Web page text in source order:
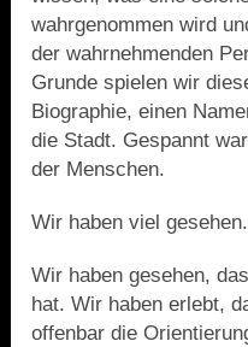
wahrgenommen wird
der wahrnehmenden
Grunde spielen wir
Biographie, einen
die Stadt. Gespannt
der Menschen.
Wir haben viel gesehen.
Wir haben gesehen,
hat. Wir haben erlebt,
offenbar die